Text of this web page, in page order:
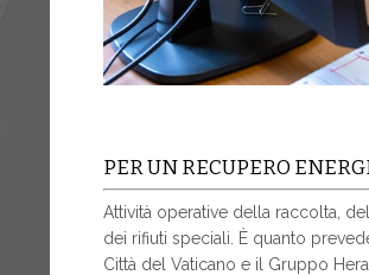
PER UN RECUPERO
Attività operative della raccolta,
dei rifiuti speciali. È quanto
Città del Vaticano e il Gruppo